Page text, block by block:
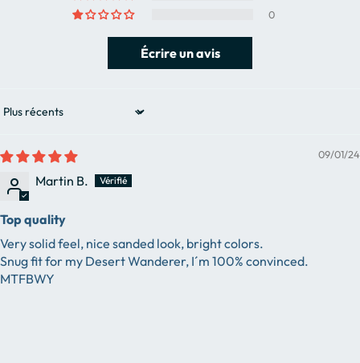
0
Écrire un avis
Sort by
09/01/24
Martin B.
Top quality
Very solid feel, nice sanded look, bright colors.
Snug fit for my Desert Wanderer, I´m 100% convinced.
MTFBWY